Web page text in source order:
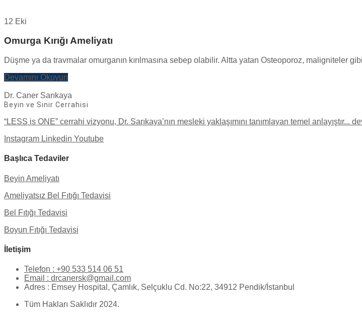
12 Eki
Omurga Kırığı Ameliyatı
Düşme ya da travmalar omurganın kırılmasına sebep olabilir. Altta yatan Osteoporoz, maligniteler
Devamını Okuyun
Dr. Caner Sarıkaya
Beyin ve Sinir Cerrahisi
“LESS is ONE” cerrahi vizyonu, Dr. Sarıkaya’nın mesleki yaklaşımını tanımlayan temel anlayıştır...
Instagram Linkedin Youtube
Başlıca Tedaviler
Beyin Ameliyatı
Ameliyatsız Bel Fıtığı Tedavisi
Bel Fıtığı Tedavisi
Boyun Fıtığı Tedavisi
İletişim
Telefon : +90 533 514 06 51
Email : drcanersk@gmail.com
Adres : Emsey Hospital, Çamlık, Selçuklu Cd. No:22, 34912 Pendik/İstanbul
Tüm Hakları Saklıdır 2024.